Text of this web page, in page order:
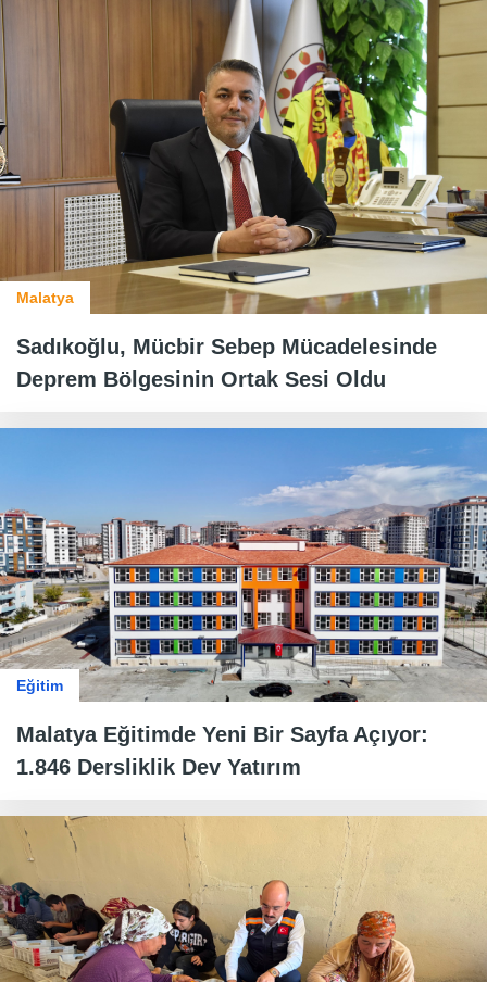
Malatya
Sadıkoğlu, Mücbir Sebep Mücadelesinde
Deprem Bölgesinin Ortak Sesi Oldu
Eğitim
Malatya Eğitimde Yeni Bir Sayfa Açıyor:
1.846 Dersliklik Dev Yatırım